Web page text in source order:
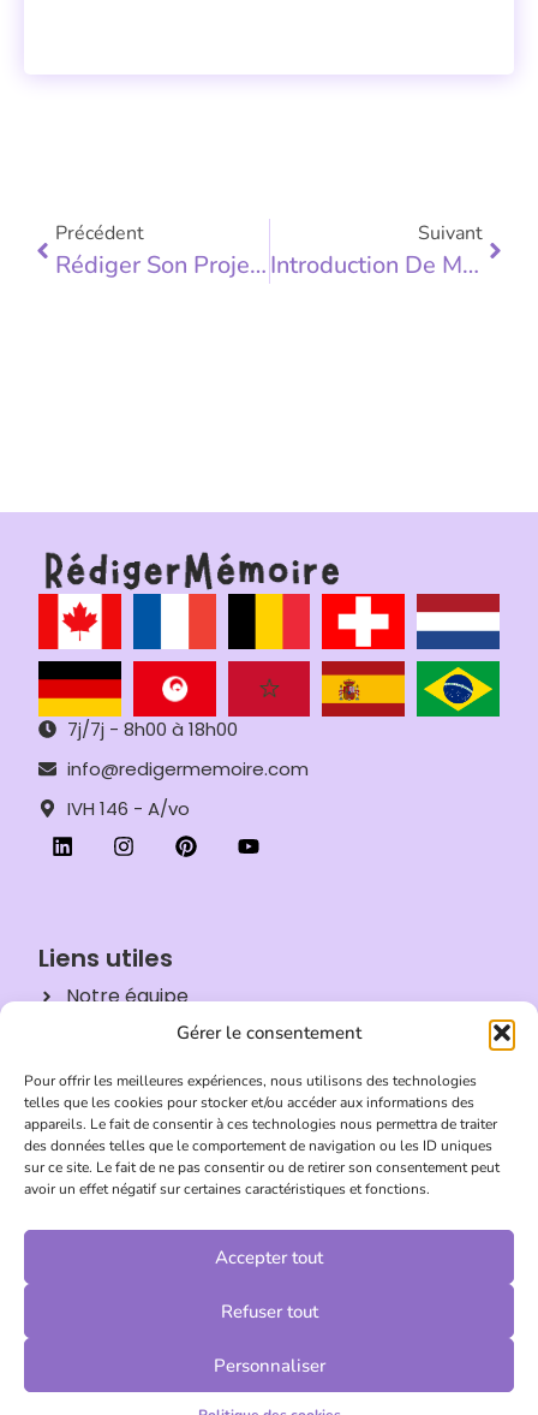
Gérer le consentement
Pour offrir les meilleures expériences, nous utilisons des technologies
telles que les cookies pour stocker et/ou accéder aux informations des
appareils. Le fait de consentir à ces technologies nous permettra de traiter
des données telles que le comportement de navigation ou les ID uniques
sur ce site. Le fait de ne pas consentir ou de retirer son consentement peut
avoir un effet négatif sur certaines caractéristiques et fonctions.
Accepter tout
Refuser tout
Personnaliser
Précédent
Rédiger Son Projet Professionnel D’aide-Soignante
Suivant
Introduction De Mémoire
7j/7j - 8h00 à 18h00
info@redigermemoire.com
IVH 146 - A/vo
Liens utiles
Notre équipe
Politique de confidentialité
Partenariats
Conditions Générales de Vente
Blog
Nos services
Rendu final